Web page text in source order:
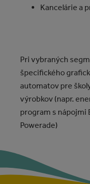
Kancelárie a
Pri vybraných
špecifického
automatov pre
výrobkov (napr.
program s nápojmi
Powerade)